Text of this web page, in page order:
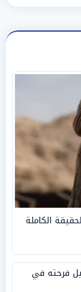
الكاملة
فرحته في